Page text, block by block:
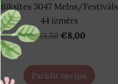
Biksītes 3047 Melns/Festivāls
44 izmērs
€13,50 €8,00
Parādīt opcijas